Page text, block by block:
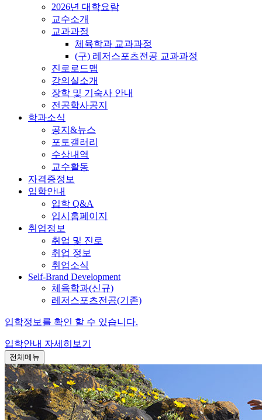
2026년 대학요람
교수소개
교과과정
체육학과 교과과정
(구) 레저스포츠전공 교과과정
진로로드맵
강의실소개
장학 및 기숙사 안내
전공학사공지
학과소식
공지&뉴스
포토갤러리
수상내역
교수활동
자격증정보
입학안내
입학 Q&A
입시홈페이지
취업정보
취업 및 진로
취업 정보
취업소식
Self-Brand Development
체육학과(신규)
레저스포츠전공(기존)
입학정보를 확인 할 수 있습니다.
입학안내 자세히보기
전체메뉴